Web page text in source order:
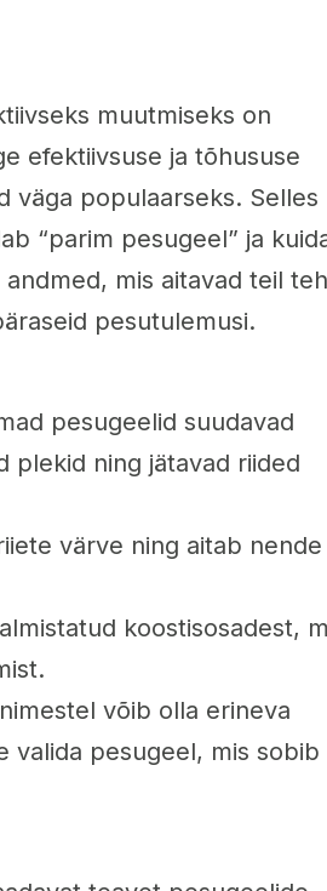
muutmiseks on
efektiivsuse ja tõhususe
väga populaarseks. Selles
“parim pesugeel” ja
mis aitavad teil
pesutulemusi.
pesugeelid suudavad
plekid ning jätavad riided
värve ning aitab nende
koostisosadest,
võib olla erineva
valida pesugeel, mis sobib